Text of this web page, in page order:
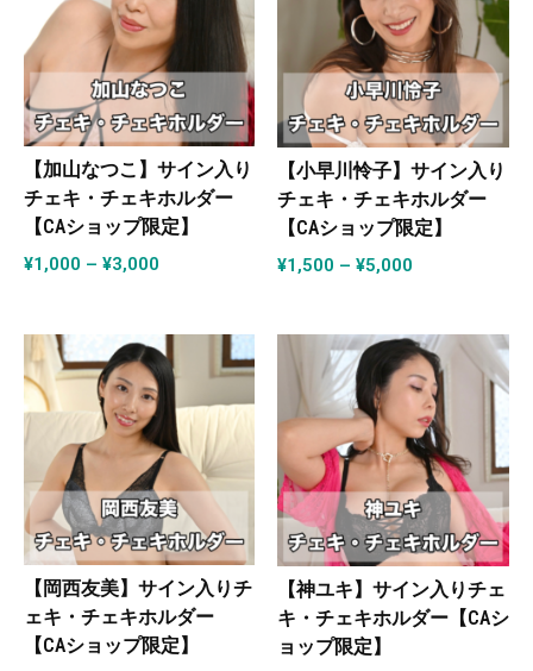
【加山なつこ】サイン入り
チェキ・チェキホルダー
【CAショップ限定】
¥1,000 – ¥3,000
【小早川怜子】サイン入り
チェキ・チェキホルダー
【CAショップ限定】
¥1,500 – ¥5,000
【岡西友美】サイン入りチ
ェキ・チェキホルダー
【CAショップ限定】
【神ユキ】サイン入りチェ
キ・チェキホルダー【CAシ
ョップ限定】